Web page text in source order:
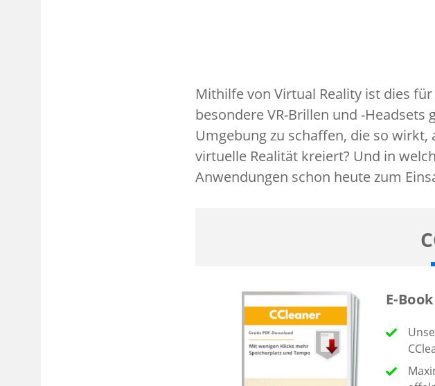
Mithilfe von Virtual Reality ist dies
besondere VR-Brillen und -
Umgebung zu schaffen, die so
virtuelle Realität kreiert? Und in
Anwendungen schon heute zum